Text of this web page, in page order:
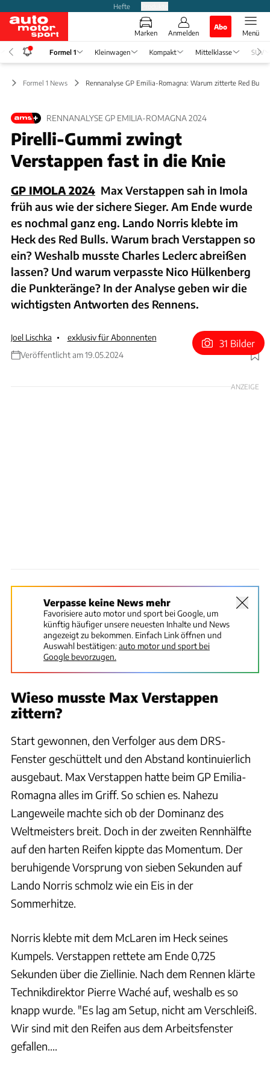
Hefte
Marken Anmelden
Abo
Menü
Formel 1 Kleinwagen Kompakt Mittelklasse SUV
Formel 1 News Rennanalyse GP Emilia-Romagna: Warum zitterte Red Bull?
RENNANALYSE GP EMILIA-ROMAGNA 2024
Pirelli-Gummi zwingt
Verstappen fast in die Knie
GP IMOLA 2024 Max Verstappen sah in Imola
früh aus wie der sichere Sieger. Am Ende wurde
es nochmal ganz eng. Lando Norris klebte im
Heck des Red Bulls. Warum brach Verstappen so
ein? Weshalb musste Charles Leclerc abreißen
lassen? Und warum verpasste Nico Hülkenberg
die Punkteränge? In der Analyse geben wir die
wichtigsten Antworten des Rennens.
Joel Lischka
exklusiv für Abonnenten
Veröffentlicht am 19.05.2024
Foto: Red Bull
31 Bilder
ANZEIGE
Verpasse keine News mehr
Favorisiere auto motor und sport bei Google, um
künftig häufiger unsere neuesten Inhalte und News
angezeigt zu bekommen. Einfach Link öffnen und
Auswahl bestätigen:auto motor und sport bei
Google bevorzugen.
Wieso musste Max Verstappen
zittern?
Start gewonnen, den Verfolger aus dem DRS-
Fenster geschüttelt und den Abstand kontinuierlich
ausgebaut. Max Verstappen hatte beim GP Emilia-
Romagna alles im Griff. So schien es. Nahezu
Langeweile machte sich ob der Dominanz des
Weltmeisters breit. Doch in der zweiten Rennhälfte
auf den harten Reifen kippte das Momentum. Der
beruhigende Vorsprung von sieben Sekunden auf
Lando Norris schmolz wie ein Eis in der
Sommerhitze.
Norris klebte mit dem McLaren im Heck seines
Kumpels. Verstappen rettete am Ende 0,725
Sekunden über die Ziellinie. Nach dem Rennen klärte
Technikdirektor Pierre Waché auf, weshalb es so
knapp wurde. "Es lag am Setup, nicht am Verschleiß.
Wir sind mit den Reifen aus dem Arbeitsfenster
gefallen....